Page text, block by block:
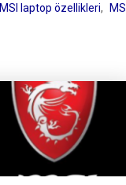
MSI laptop özellikleri,
MSI